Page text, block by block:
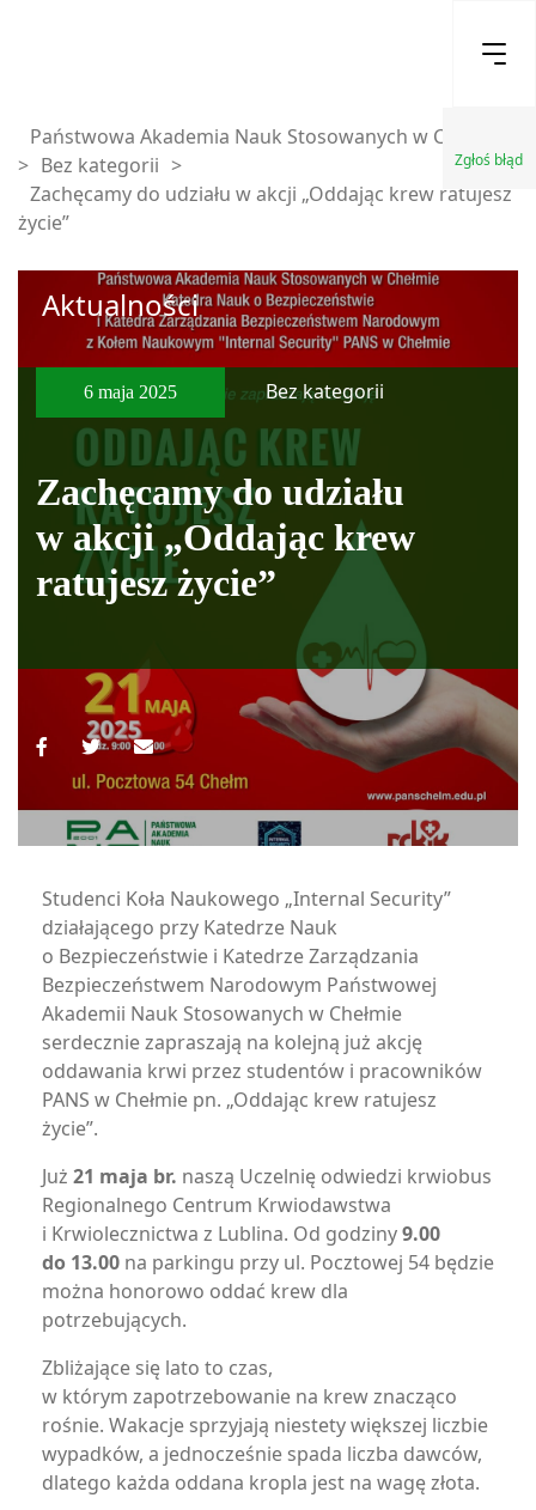
Zgłoś błąd
Państwowa Akademia Nauk Stosowanych w Chełmie
> Bez kategorii >
Zachęcamy do udziału w akcji „Oddając krew ratujesz
życie”
Aktualności
6 maja 2025 Bez kategorii
Zachęcamy do udziału
w akcji „Oddając krew
ratujesz życie”
Studenci Koła Naukowego „Internal Security”
działającego przy Katedrze Nauk
o Bezpieczeństwie i Katedrze Zarządzania
Bezpieczeństwem Narodowym Państwowej
Akademii Nauk Stosowanych w Chełmie
serdecznie zapraszają na kolejną już akcję
oddawania krwi przez studentów i pracowników
PANS w Chełmie pn. „Oddając krew ratujesz
życie”.
Już 21 maja br. naszą Uczelnię odwiedzi krwiobus
Regionalnego Centrum Krwiodawstwa
i Krwiolecznictwa z Lublina. Od godziny9.00
do 13.00 na parkingu przy ul. Pocztowej 54 będzie
można honorowo oddać krew dla
potrzebujących.
Zbliżające się lato to czas,
w którym zapotrzebowanie na krew znacząco
rośnie. Wakacje sprzyjają niestety większej liczbie
wypadków, a jednocześnie spada liczba dawców,
dlatego każda oddana kropla jest na wagę złota.